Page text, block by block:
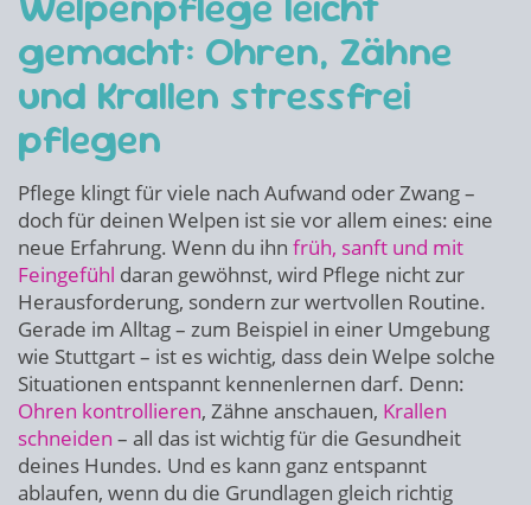
gemacht: Ohren, Zähne
und Krallen stressfrei
pflegen
Pflege klingt für viele nach Aufwand oder Zwang –
doch für deinen Welpen ist sie vor allem eines: eine
neue Erfahrung. Wenn du ihn früh, sanft und mit
Feingefühl daran gewöhnst, wird Pflege nicht zur
Herausforderung, sondern zur wertvollen Routine.
Gerade im Alltag – zum Beispiel in einer Umgebung
wie Stuttgart – ist es wichtig, dass dein Welpe solche
Situationen entspannt kennenlernen darf. Denn:
Ohren kontrollieren, Zähne anschauen, Krallen
schneiden – all das ist wichtig für die Gesundheit
deines Hundes. Und es kann ganz entspannt
ablaufen, wenn du die Grundlagen gleich richtig